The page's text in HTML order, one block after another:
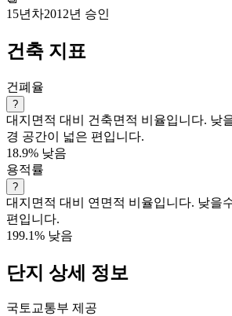
15년차2012년 승인
건축 지표
건폐율
?
대지면적 대비 건축면적 비율입니다. 낮
경 공간이 넓은 편입니다.
18.9% 낮음
용적률
?
대지면적 대비 연면적 비율입니다. 낮을
편입니다.
199.1% 낮음
단지 상세 정보
국토교통부 제공